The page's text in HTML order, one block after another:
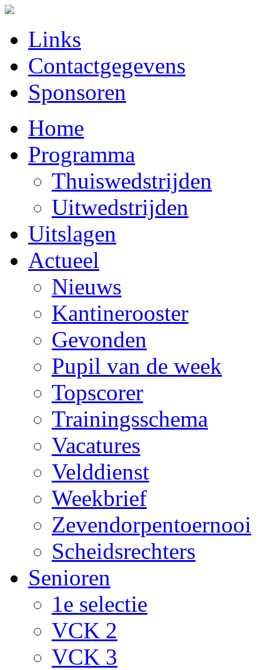
Links
Contactgegevens
Sponsoren
Home
Programma
Thuiswedstrijden
Uitwedstrijden
Uitslagen
Actueel
Nieuws
Kantinerooster
Gevonden
Pupil van de week
Topscorer
Trainingsschema
Vacatures
Velddienst
Weekbrief
Zevendorpentoernooi
Scheidsrechters
Senioren
1e selectie
VCK 2
VCK 3